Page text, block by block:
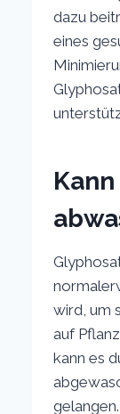
dazu
eines
wird, um
auf
kann es